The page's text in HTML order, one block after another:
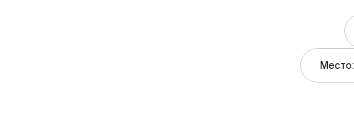
Место: